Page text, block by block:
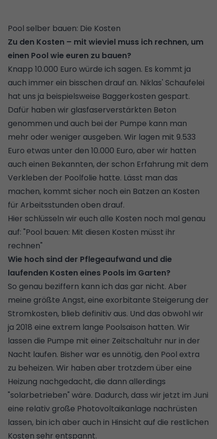
Pool selber bauen: Die Kosten
Zu den Kosten – mit wieviel muss ich rechnen, um
einen Pool wie euren zu bauen?
Knapp 10.000 Euro würde ich sagen. Es kommt ja
auch immer ein bisschen drauf an. Niklas' Schaufelei
hat uns ja beispielsweise Baggerkosten gespart.
Dafür haben wir glasfaserverstärkten Beton
genommen und auch bei der Pumpe kann man
mehr oder weniger ausgeben. Wir lagen mit 9.533
Euro etwas unter den 10.000 Euro, aber wir hatten
auch einen Bekannten, der schon Erfahrung mit dem
Verkleben der Poolfolie hatte. Lässt man das
machen, kommt sicher noch ein Batzen an Kosten
für Arbeitsstunden oben drauf.
Hier schlüsseln wir euch alle Kosten noch mal genau
auf: "Pool bauen: Mit diesen Kosten müsst ihr
rechnen"
Wie hoch sind der Pflegeaufwand und die
laufenden Kosten eines Pools im Garten?
So genau beziffern kann ich das gar nicht. Aber
meine größte Angst, eine exorbitante Steigerung der
Stromkosten, blieb definitiv aus. Und das obwohl wir
ja 2018 eine extrem lange Poolsaison hatten. Wir
lassen die Pumpe mit einer Zeitschaltuhr nur in der
Nacht laufen. Bisher war es unnötig, den Pool extra
zu beheizen. Wir haben aber trotzdem über eine
Heizung nachgedacht, die dann allerdings
"solarbetrieben" wäre. Dadurch, dass wir jetzt im Juni
eine relativ große Photovoltaikanlage nachrüsten
lassen, bin ich aber auch in Hinsicht auf die restlichen
Kosten sehr entspannt.